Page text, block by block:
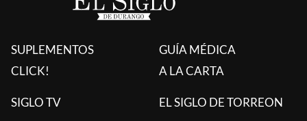
SUPLEMENTOS
CLICK!
GUÍA MÉDICA
A LA CARTA
SIGLO TV EL SIGLO DE TORREON